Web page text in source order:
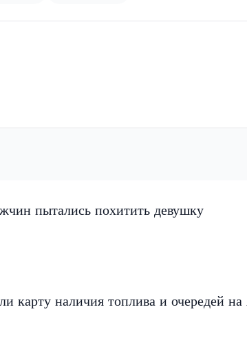
пытались похитить девушку
карту наличия топлива и очередей